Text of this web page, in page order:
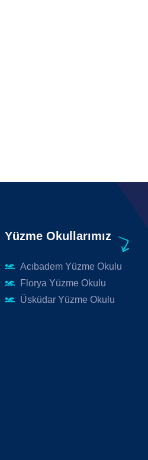
Yüzme Okullarımız
Acıbadem Yüzme Okulu
Florya Yüzme Okulu
Üsküdar Yüzme Okulu